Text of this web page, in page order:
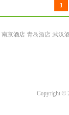
1
南京酒店 青岛酒店 武汉
Copyright ©